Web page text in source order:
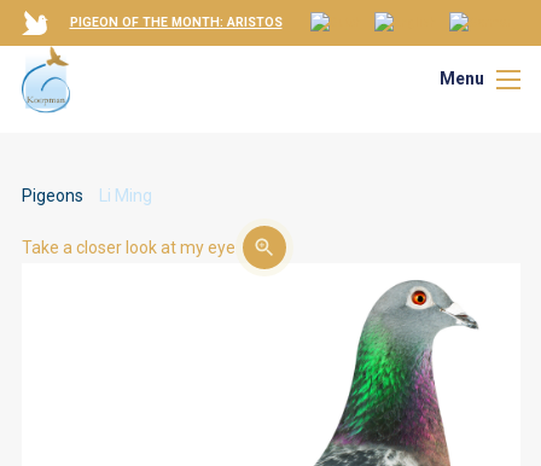
PIGEON OF THE MONTH: ARISTOS
Menu
Pigeons Li Ming
Take a closer look at my eye